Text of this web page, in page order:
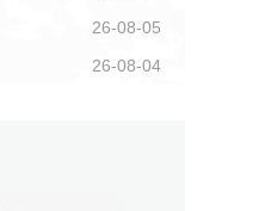
26-08-05
26-08-04